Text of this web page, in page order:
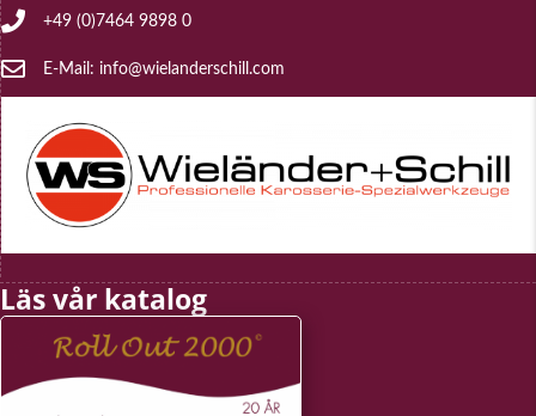
Phone: +49 (0)7464 9898 0
+49 (0)7464 9898 0
E-Mail: info@wielanderschill.com
E-Mail: info@wielanderschill.com
Läs vår katalog